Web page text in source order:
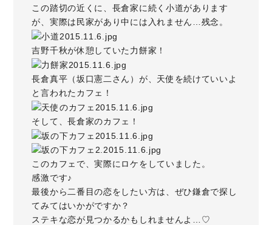
この踏切の近くに、長倉家に続く小道があります
が、実際は民家があり中には入れません…残念。
吉野千秋が休憩していた 力餅家 ！
長倉真平（坂口憲二さん）が、天使を続けていいよ
と言われたカフェ！
そして、長倉家のカフェ！
このカフェで、実際にロケをしていました。
感激です♪
最後から二番目の恋をしたい方は、ぜひ鎌倉で探し
てみてはいかがですか？
ステキな恋が見つかるかもしれませんよ…♡